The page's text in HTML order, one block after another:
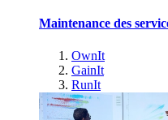
Maintenance des
OwnIt
GainIt
RunIt